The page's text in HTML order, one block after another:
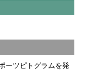
ーツピトグラムを発